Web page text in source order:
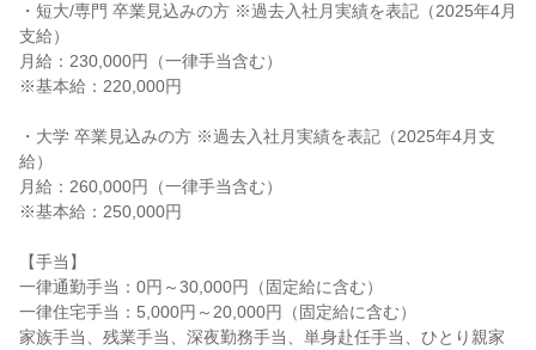
・短大/専門 卒業見込みの方 ※過去入社月実績を表記（2025年4月
支給）
月給：230,000円（一律手当含む）
※基本給：220,000円
・大学 卒業見込みの方 ※過去入社月実績を表記（2025年4月支
給）
月給：260,000円（一律手当含む）
※基本給：250,000円
【手当】
一律通勤手当：0円～30,000円（固定給に含む）
一律住宅手当：5,000円～20,000円（固定給に含む）
家族手当、残業手当、深夜勤務手当、単身赴任手当、ひとり親家